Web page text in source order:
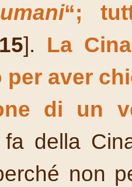
“;
]. La
per aver
di un
fa della
non